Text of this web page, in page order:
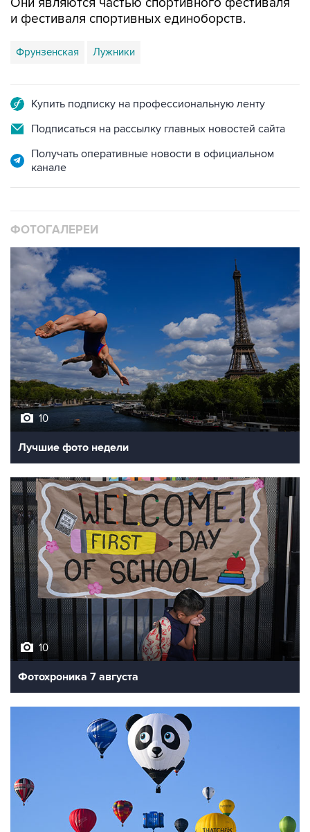
и фестиваля спортивных единоборств.
Фрунзенская Лужники
Купить подписку на профессиональную ленту
Подписаться на рассылку главных новостей сайта
Получать оперативные новости в официальном
канале
ФОТОГАЛЕРЕИ
10
Лучшие фото недели
10
Фотохроника 7 августа